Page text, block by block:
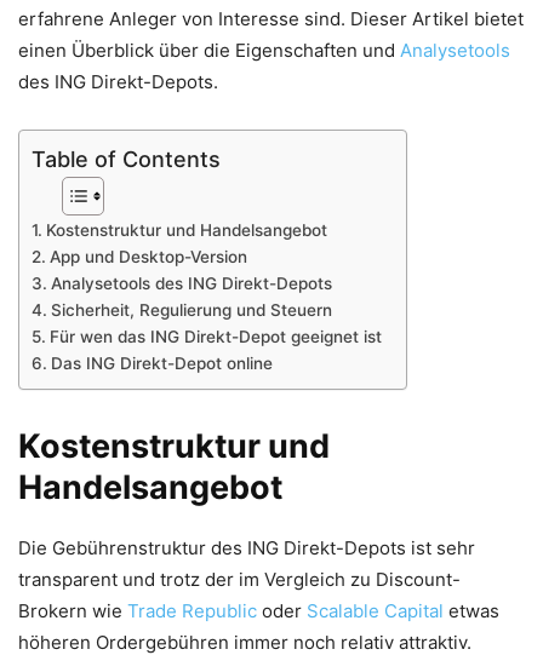
erfahrene Anleger von Interesse sind. Dieser Artikel bietet
einen Überblick über die Eigenschaften und Analysetools
des ING Direkt-Depots.
Table of Contents
Kostenstruktur und Handelsangebot
App und Desktop-Version
Analysetools des ING Direkt-Depots
Sicherheit, Regulierung und Steuern
Für wen das ING Direkt-Depot geeignet ist
Das ING Direkt-Depot online
Kostenstruktur und
Handelsangebot
Die Gebührenstruktur des ING Direkt-Depots ist sehr
transparent und trotz der im Vergleich zu Discount-
Brokern wie Trade Republic oder Scalable Capital etwas
höheren Ordergebühren immer noch relativ attraktiv.